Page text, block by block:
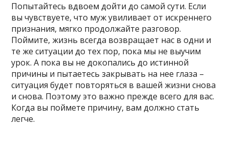
Попытайтесь вдвоем дойти до самой сути. Если
вы чувствуете, что муж увиливает от искреннего
признания, мягко продолжайте разговор.
Поймите, жизнь всегда возвращает нас в одни и
те же ситуации до тех пор, пока мы не выучим
урок. А пока вы не докопались до истинной
причины и пытаетесь закрывать на нее глаза –
ситуация будет повторяться в вашей жизни снова
и снова. Поэтому это важно прежде всего для вас.
Когда вы поймете причину, вам должно стать
легче.